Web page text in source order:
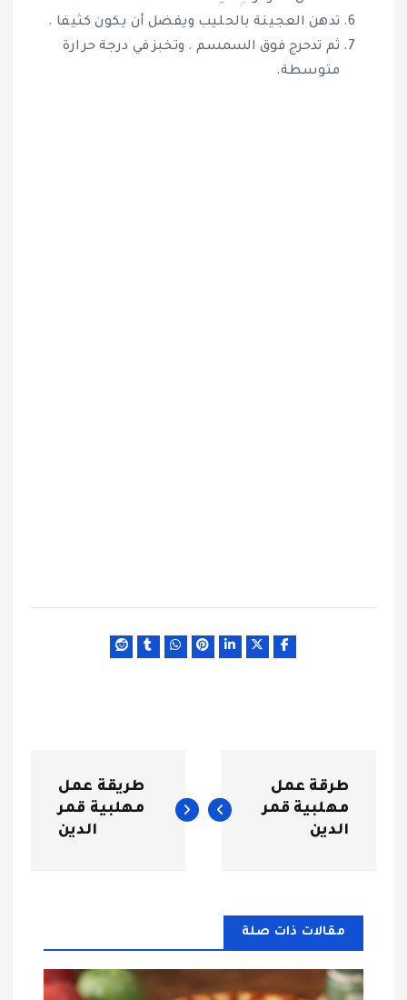
تدهن العجينة بالحليب ويفضل أن يكون كثيفا .
ثم تدحرج فوق السمسم . وتخبز في درجة حرارة
متوسطة.
ص
طرقة عمل
مهلبية قمر
الدين
طريقة عمل
مهلبية قمر
الدين
مقالات ذات صلة